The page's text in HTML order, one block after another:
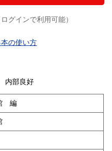
グインで利用可能）
の使い方
部良好
編